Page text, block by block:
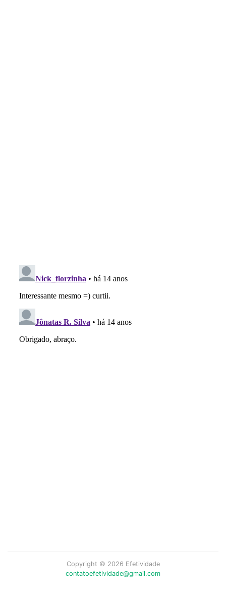
Copyright © 2026 Efetividade
contatoefetividade@gmail.com